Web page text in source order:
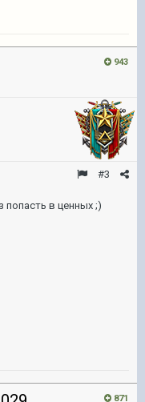
943
#3
попасть в ценных ;)
871